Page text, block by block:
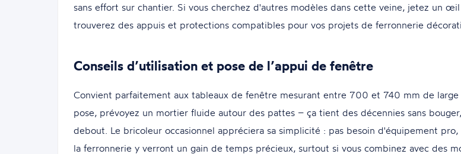
sans effort sur chantier. Si vous cherchez d'autres modèles dans cette veine, jetez un
trouverez des appuis et protections compatibles pour vos projets de ferronnerie
Conseils d’utilisation et pose de l’appui de fenêtre
Convient parfaitement aux tableaux de fenêtre mesurant entre 700 et 740 mm de
pose, prévoyez un mortier fluide autour des pattes – ça tient des décennies sans
debout. Le bricoleur occasionnel appréciera sa simplicité : pas besoin d'équipement
la ferronnerie y verront un gain de temps précieux, surtout si vous combinez avec des